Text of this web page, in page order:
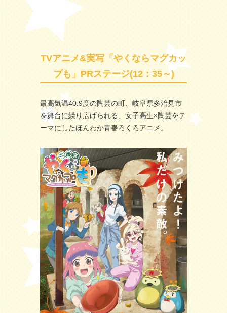
TVアニメ&実写「やくならマグカッ
プも」PRステージ(12：35～)
最高気温40.9度の陶芸の町、岐阜県多治見市
を舞台に繰り広げられる、女子高生×陶芸をテ
ーマにしたほんわか青春ろくろアニメ。